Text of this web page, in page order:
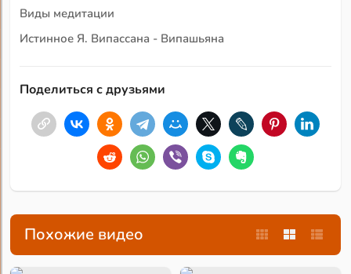
Виды медитации
Истинное Я. Випассана - Випашьяна
Поделиться с друзьями
Похожие видео